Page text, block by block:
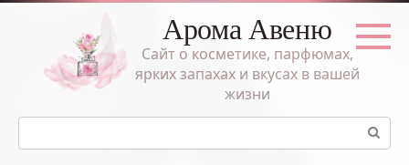
Перейти
Арома Авеню
Сайт о косметике, парфюмах,
ярких запахах и вкусах в вашей
жизни
Поиск: